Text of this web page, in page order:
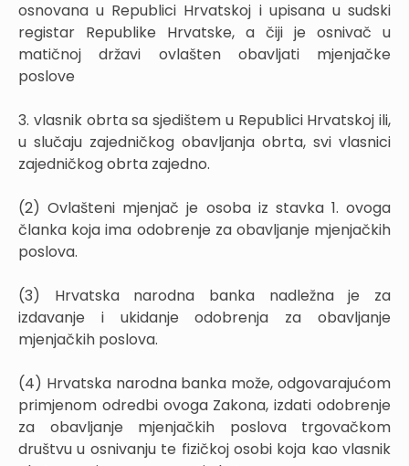
osnovana u Republici Hrvatskoj i upisana u sudski
registar Republike Hrvatske, a čiji je osnivač u
matičnoj državi ovlašten obavljati mjenjačke
poslove
3. vlasnik obrta sa sjedištem u Republici Hrvatskoj ili,
u slučaju zajedničkog obavljanja obrta, svi vlasnici
zajedničkog obrta zajedno.
(2) Ovlašteni mjenjač je osoba iz stavka 1. ovoga
članka koja ima odobrenje za obavljanje mjenjačkih
poslova.
(3) Hrvatska narodna banka nadležna je za
izdavanje i ukidanje odobrenja za obavljanje
mjenjačkih poslova.
(4) Hrvatska narodna banka može, odgovarajućom
primjenom odredbi ovoga Zakona, izdati odobrenje
za obavljanje mjenjačkih poslova trgovačkom
društvu u osnivanju te fizičkoj osobi koja kao vlasnik